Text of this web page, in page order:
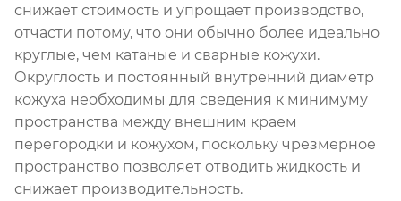
снижает стоимость и упрощает производство,
отчасти потому, что они обычно более идеально
круглые, чем катаные и сварные кожухи.
Округлость и постоянный внутренний диаметр
кожуха необходимы для сведения к минимуму
пространства между внешним краем
перегородки и кожухом, поскольку чрезмерное
пространство позволяет отводить жидкость и
снижает производительность.